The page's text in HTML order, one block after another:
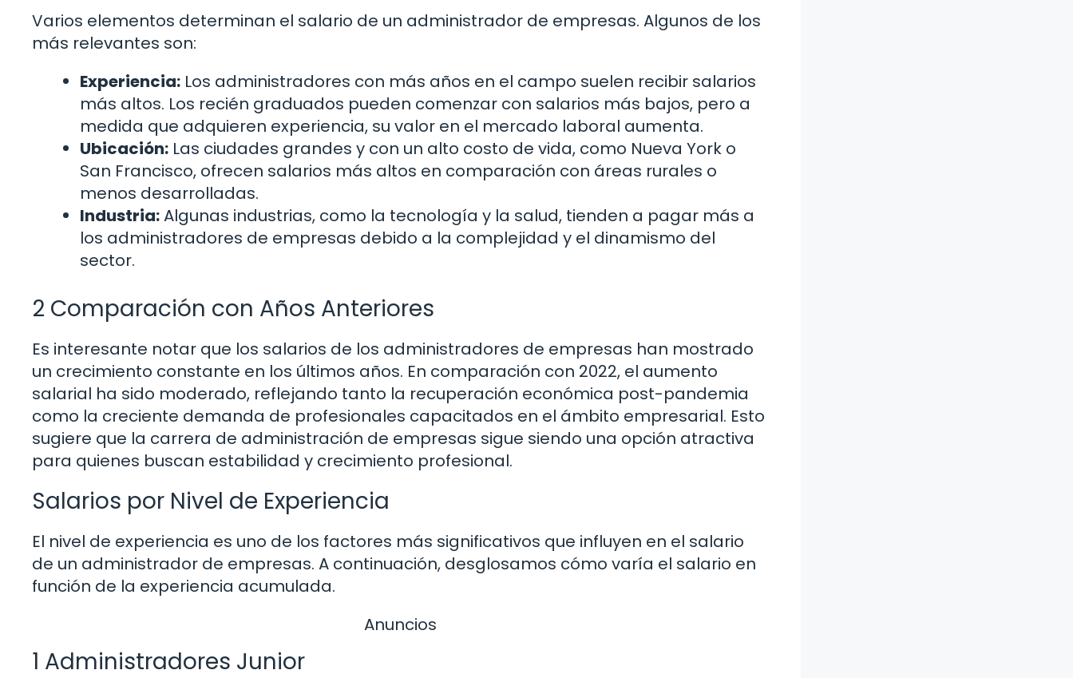
Varios elementos determinan el salario de un administrador de empresas. Algunos de los
más relevantes son:
Experiencia: Los administradores con más años en el campo suelen recibir salarios
más altos. Los recién graduados pueden comenzar con salarios más bajos, pero a
medida que adquieren experiencia, su valor en el mercado laboral aumenta.
Ubicación: Las ciudades grandes y con un alto costo de vida, como Nueva York o
San Francisco, ofrecen salarios más altos en comparación con áreas rurales o
menos desarrolladas.
Industria:Algunas industrias, como la tecnología y la salud, tienden a pagar más a
los administradores de empresas debido a la complejidad y el dinamismo del
sector.
2 Comparación con Años Anteriores
Es interesante notar que los salarios de los administradores de empresas han mostrado
un crecimiento constante en los últimos años. En comparación con 2022, el aumento
salarial ha sido moderado, reflejando tanto la recuperación económica post-pandemia
como la creciente demanda de profesionales capacitados en el ámbito empresarial. Esto
sugiere que la carrera de administración de empresas sigue siendo una opción atractiva
para quienes buscan estabilidad y crecimiento profesional.
Salarios por Nivel de Experiencia
El nivel de experiencia es uno de los factores más significativos que influyen en el salario
de un administrador de empresas. A continuación, desglosamos cómo varía el salario en
función de la experiencia acumulada.
Anuncios
1 Administradores Junior